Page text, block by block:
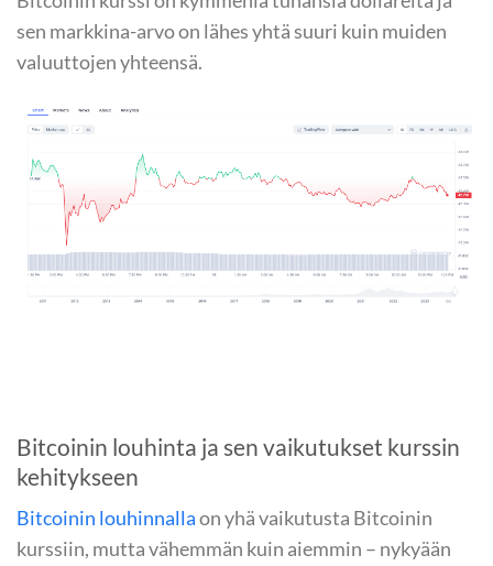
sen markkina-arvo on lähes yhtä suuri kuin muiden
valuuttojen yhteensä.
Bitcoinin louhinta ja sen vaikutukset kurssin
kehitykseen
Bitcoinin louhinnallaon yhä vaikutusta Bitcoinin
kurssiin, mutta vähemmän kuin aiemmin – nykyään